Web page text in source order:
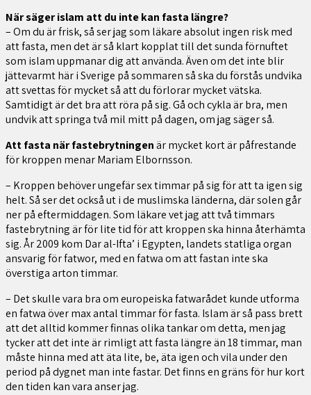
När säger islam att du inte kan fasta längre?
– Om du är frisk, så ser jag som läkare absolut ingen risk med
att fasta, men det är så klart kopplat till det sunda förnuftet
som islam uppmanar dig att använda. Även om det inte blir
jättevarmt här i Sverige på sommaren så ska du förstås undvika
att svettas för mycket så att du förlorar mycket vätska.
Samtidigt är det bra att röra på sig. Gå och cykla är bra, men
undvik att springa två mil mitt på dagen, om jag säger så.
Att fasta när fastebrytningenär mycket kort är påfrestande
för kroppen menar Mariam Elbornsson.
– Kroppen behöver ungefär sex timmar på sig för att ta igen sig
helt. Så ser det också ut i de muslimska länderna, där solen går
ner på eftermiddagen. Som läkare vet jag att två timmars
fastebrytning är för lite tid för att kroppen ska hinna återhämta
sig. År 2009 kom Dar al-Ifta’ i Egypten, landets statliga organ
ansvarig för fatwor, med en fatwa om att fastan inte ska
överstiga arton timmar.
– Det skulle vara bra om europeiska fatwarådet kunde utforma
en fatwa över max antal timmar för fasta. Islam är så pass brett
att det alltid kommer finnas olika tankar om detta, men jag
tycker att det inte är rimligt att fasta längre än 18 timmar, man
måste hinna med att äta lite, be, äta igen och vila under den
period på dygnet man inte fastar. Det finns en gräns för hur kort
den tiden kan vara anser jag.